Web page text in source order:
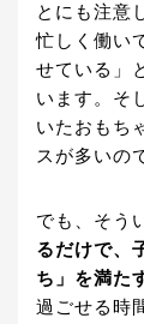
とにも注意
忙しく働い
せている」
います。そ
いたおもち
スが多いの
でも、そう
るだけで、
ち」を満た
過ごせる時